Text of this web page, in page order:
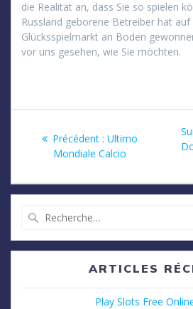
die Realität an, dass Sie so spielen
Russland geborene Betreiber hat
Glücksspielmarkt an Boden
vor uns gesehen, wie Sie möchten.
l’article
Précédent : Article
précédent
Ultimo
Mondiale Calcio
:
ARTICLES
Play Slots Free